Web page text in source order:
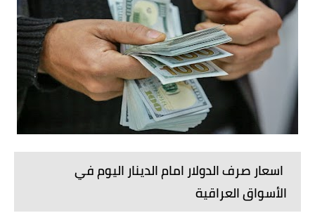
اسعار صرف الدولار امام الدينار اليوم في
الأسواق العراقية